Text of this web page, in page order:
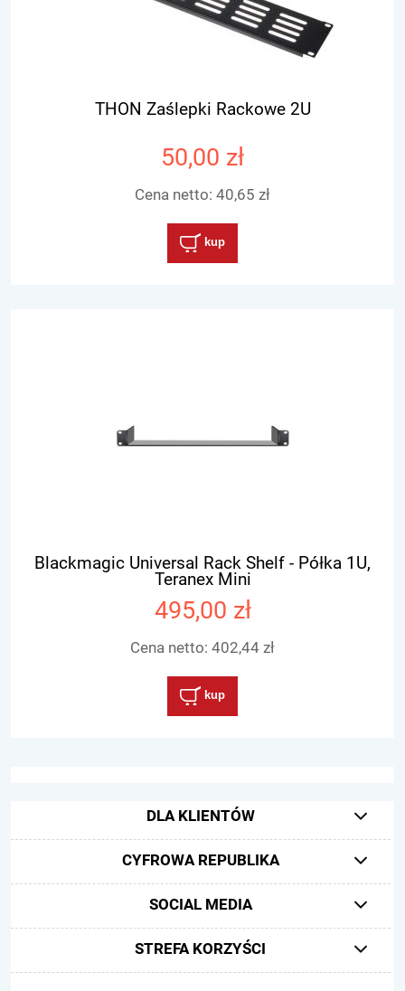
THON Zaślepki Rackowe 2U
50,00 zł
Cena netto: 40,65 zł
kup
Blackmagic Universal Rack Shelf - Półka 1U,
Teranex Mini
495,00 zł
Cena netto: 402,44 zł
kup
DLA KLIENTÓW
CYFROWA REPUBLIKA
SOCIAL MEDIA
STREFA KORZYŚCI